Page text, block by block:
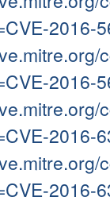
2016-
2016-
2016-
2016-